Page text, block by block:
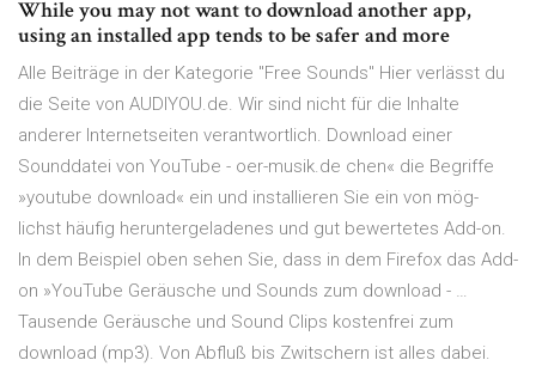
While you may not want to download another app,
using an installed app tends to be safer and more
Alle Beiträge in der Kategorie "Free Sounds" Hier verlässt du
die Seite von AUDIYOU.de. Wir sind nicht für die Inhalte
anderer Internetseiten verantwortlich. Download einer
Sounddatei von YouTube - oer-musik.de chen« die Begriffe
»youtube download« ein und installieren Sie ein von mög-
lichst häufig heruntergeladenes und gut bewertetes Add-on.
In dem Beispiel oben sehen Sie, dass in dem Firefox das Add-
on »YouTube Geräusche und Sounds zum download - …
Tausende Geräusche und Sound Clips kostenfrei zum
download (mp3). Von Abfluß bis Zwitschern ist alles dabei.